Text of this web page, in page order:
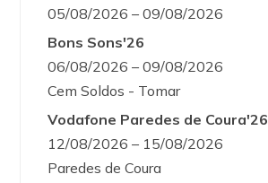
05/08/2026 – 09/08/2026
Bons Sons'26
06/08/2026 – 09/08/2026
Cem Soldos - Tomar
Vodafone Paredes de Coura'26
12/08/2026 – 15/08/2026
Paredes de Coura